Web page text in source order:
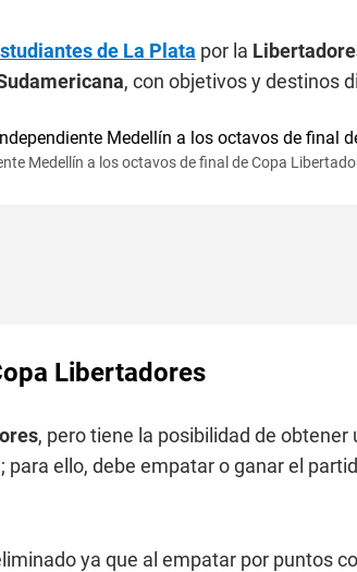
de La Plata por la
, con objetivos y destinos
Medellín a los octavos de final de Copa
Libertadores
, pero tiene la posibilidad de obtener
; para ello, debe empatar o ganar el
ya que al empatar por puntos